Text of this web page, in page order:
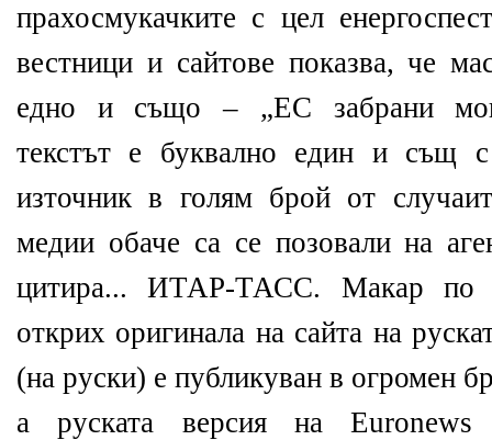
прахосмукачките с цел
вестници и сайтове показва, че
едно и също – „ЕС забрани
текстът е буквално един и същ
източник в голям брой от
медии обаче са се позовали на
цитира... ИТАР-ТАСС. Макар по
открих оригинала на сайта на
(на руски) е публикуван в огромен
а руската версия на Euronews